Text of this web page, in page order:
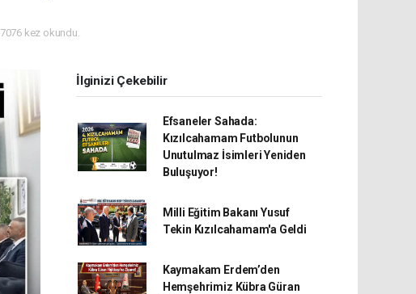
kez okundu.
İlginizi Çekebilir
Efsaneler Sahada:
Kızılcahamam Futbolunun
Unutulmaz İsimleri Yeniden
Buluşuyor!
Milli Eğitim Bakanı Yusuf
Tekin Kızılcahamam'a Geldi
Kaymakam Erdem’den
Hemşehrimiz Kübra Güran